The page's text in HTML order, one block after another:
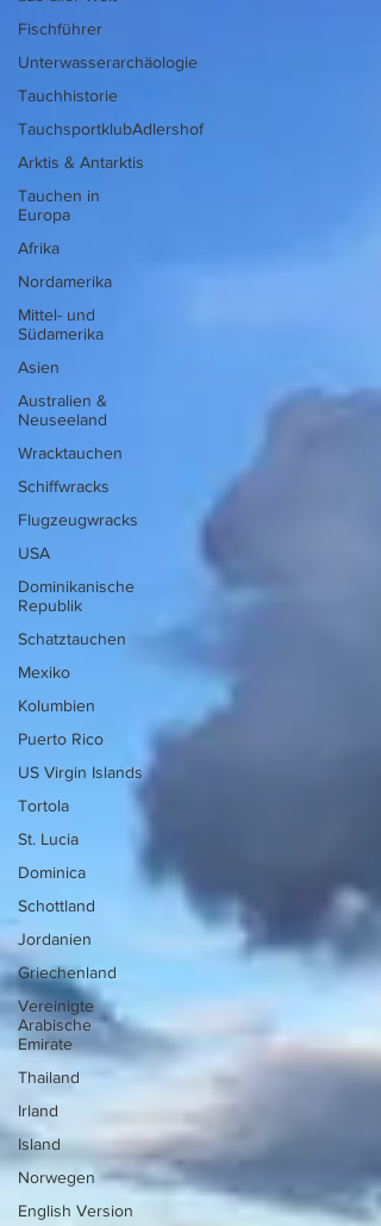
Fischführer
Unterwasserarchäologie
Tauchhistorie
TauchsportklubAdlershof
Arktis & Antarktis
Tauchen in
Europa
Afrika
Nordamerika
Mittel- und
Südamerika
Asien
Australien &
Neuseeland
Wracktauchen
Schiffwracks
Flugzeugwracks
USA
Dominikanische
Republik
Schatztauchen
Mexiko
Kolumbien
Puerto Rico
US Virgin Islands
Tortola
St. Lucia
Dominica
Schottland
Jordanien
Griechenland
Vereinigte
Arabische
Emirate
Thailand
Irland
Island
Norwegen
English Version